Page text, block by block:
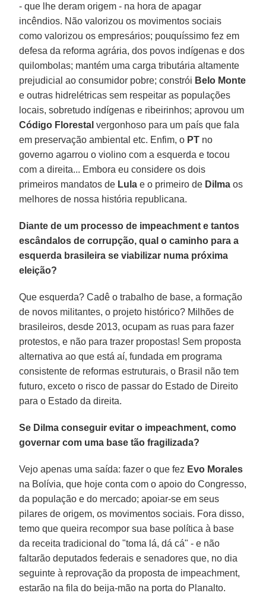
- que lhe deram origem - na hora de apagar
incêndios. Não valorizou os movimentos sociais
como valorizou os empresários; pouquíssimo fez em
defesa da reforma agrária, dos povos indígenas e dos
quilombolas; mantém uma carga tributária altamente
prejudicial ao consumidor pobre; constrói Belo Monte
e outras hidrelétricas sem respeitar as populações
locais, sobretudo indígenas e ribeirinhos; aprovou um
Código Florestal vergonhoso para um país que fala
em preservação ambiental etc. Enfim, o PT no
governo agarrou o violino com a esquerda e tocou
com a direita... Embora eu considere os dois
primeiros mandatos de Lula e o primeiro de Dilma os
melhores de nossa história republicana.
Diante de um processo de impeachment e tantos
escândalos de corrupção, qual o caminho para a
esquerda brasileira se viabilizar numa próxima
eleição?
Que esquerda? Cadê o trabalho de base, a formação
de novos militantes, o projeto histórico? Milhões de
brasileiros, desde 2013, ocupam as ruas para fazer
protestos, e não para trazer propostas! Sem proposta
alternativa ao que está aí, fundada em programa
consistente de reformas estruturais, o Brasil não tem
futuro, exceto o risco de passar do Estado de Direito
para o Estado da direita.
Se Dilma conseguir evitar o impeachment, como
governar com uma base tão fragilizada?
Vejo apenas uma saída: fazer o que fez Evo Morales
na Bolívia, que hoje conta com o apoio do Congresso,
da população e do mercado; apoiar-se em seus
pilares de origem, os movimentos sociais. Fora disso,
temo que queira recompor sua base política à base
da receita tradicional do "toma lá, dá cá" - e não
faltarão deputados federais e senadores que, no dia
seguinte à reprovação da proposta de impeachment,
estarão na fila do beija-mão na porta do Planalto.